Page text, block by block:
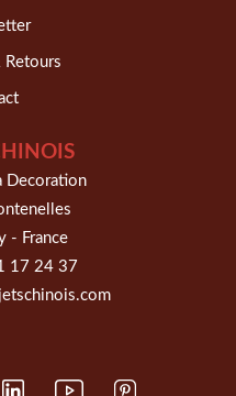
Retours
Decoration
- France
17 24 37